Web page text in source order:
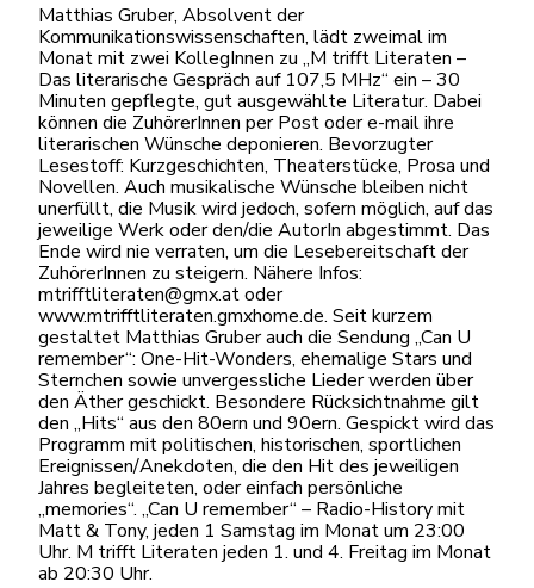
Matthias Gruber, Absolvent der
Kommunikationswissenschaften, lädt zweimal im
Monat mit zwei KollegInnen zu „M trifft Literaten –
Das literarische Gespräch auf 107,5 MHz“ ein – 30
Minuten gepflegte, gut ausgewählte Literatur. Dabei
können die ZuhörerInnen per Post oder e-mail ihre
literarischen Wünsche deponieren. Bevorzugter
Lesestoff: Kurzgeschichten, Theaterstücke, Prosa und
Novellen. Auch musikalische Wünsche bleiben nicht
unerfüllt, die Musik wird jedoch, sofern möglich, auf das
jeweilige Werk oder den/die AutorIn abgestimmt. Das
Ende wird nie verraten, um die Lesebereitschaft der
ZuhörerInnen zu steigern. Nähere Infos:
mtrifftliteraten@gmx.at oder
www.mtrifftliteraten.gmxhome.de. Seit kurzem
gestaltet Matthias Gruber auch die Sendung „Can U
remember“: One-Hit-Wonders, ehemalige Stars und
Sternchen sowie unvergessliche Lieder werden über
den Äther geschickt. Besondere Rücksichtnahme gilt
den „Hits“ aus den 80ern und 90ern. Gespickt wird das
Programm mit politischen, historischen, sportlichen
Ereignissen/Anekdoten, die den Hit des jeweiligen
Jahres begleiteten, oder einfach persönliche
„memories“. „Can U remember“ – Radio-History mit
Matt & Tony, jeden 1 Samstag im Monat um 23:00
Uhr. M trifft Literaten jeden 1. und 4. Freitag im Monat
ab 20:30 Uhr.